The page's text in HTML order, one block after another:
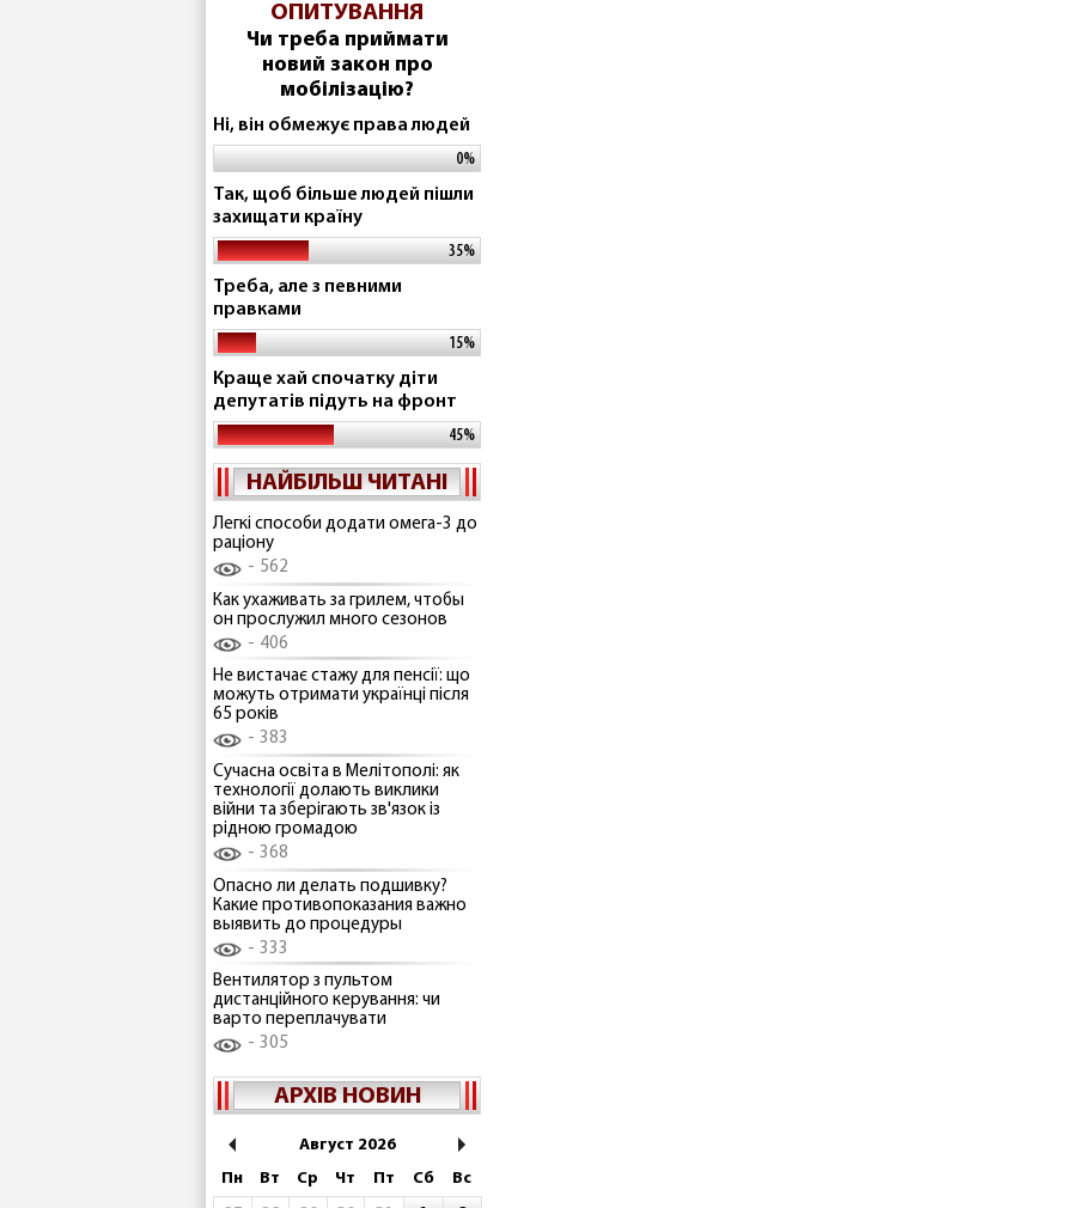
ОПИТУВАННЯ
Чи треба приймати
новий закон про
мобілізацію?
Ні, він обмежує права людей
0%
Так, щоб більше людей пішли
захищати країну
35%
Треба, але з певними
правками
15%
Краще хай спочатку діти
депутатів підуть на фронт
45%
НАЙБІЛЬШ ЧИТАНІ
Легкі способи додати омега-3 до
раціону
562
Как ухаживать за грилем, чтобы
он прослужил много сезонов
406
Не вистачає стажу для пенсії: що
можуть отримати українці після
65 років
383
Сучасна освіта в Мелітополі: як
технології долають виклики
війни та зберігають зв'язок із
рідною громадою
368
Опасно ли делать подшивку?
Какие противопоказания важно
выявить до процедуры
333
Вентилятор з пультом
дистанційного керування: чи
варто переплачувати
305
АРХІВ НОВИН
Август 2026
Пн
Вт Ср Чт Пт Сб
Вс